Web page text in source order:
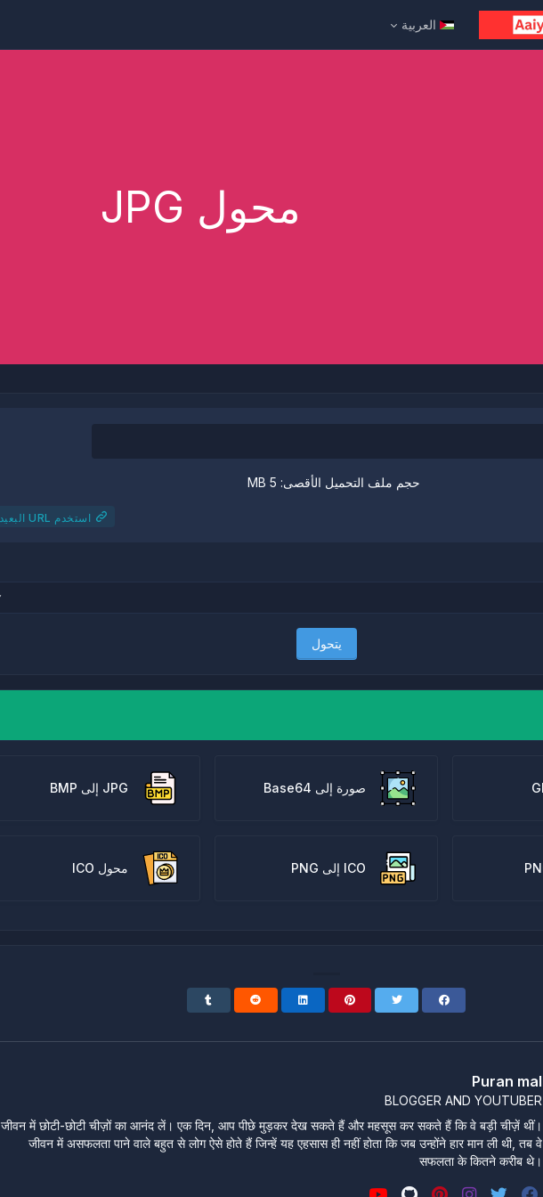
العربية
محول JPG
حجم ملف التحميل الأقصى: 5 MB
استخدم URL البعيد
يتحول
صورة إلى Base64 JPG إلى BMP
ICO إلى PNG محول ICO
Puran mal
BLOGGER AND YOUTUBER
जीवन में छोटी-छोटी चीज़ों का आनंद लें। एक दिन, आप पीछे मुड़कर देख सकते हैं और महसूस कर सकते हैं कि वे बड़ी चीज़ें थीं।
जीवन में असफलता पाने वाले बहुत से लोग ऐसे होते हैं जिन्हें यह एहसास ही नहीं होता कि जब उन्होंने हार मान ली थी, तब वे
सफलता के कितने करीब थे।